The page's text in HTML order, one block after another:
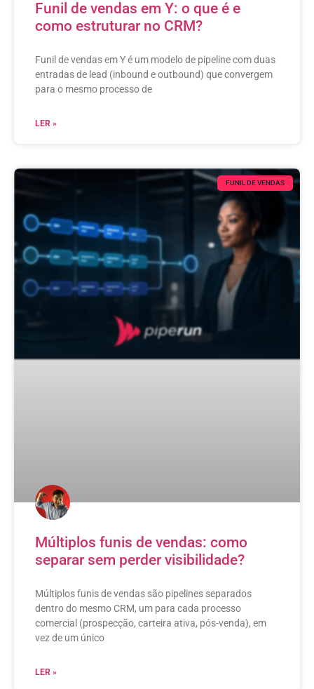
Funil de vendas em Y: o que é e
como estruturar no CRM?
Funil de vendas em Y é um modelo de pipeline com duas
entradas de lead (inbound e outbound) que convergem
para o mesmo processo de
LER »
FUNIL DE VENDAS
Múltiplos funis de vendas: como
separar sem perder visibilidade?
Múltiplos funis de vendas são pipelines separados
dentro do mesmo CRM, um para cada processo
comercial (prospecção, carteira ativa, pós-venda), em
vez de um único
LER »